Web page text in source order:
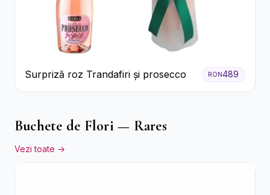
Surpriză roz Trandafiri și prosecco RON489
Buchete de Flori — Rares
Vezi toate →